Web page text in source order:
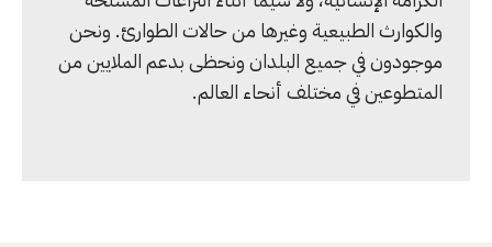
والكوارث الطبيعية وغيرها من حالات الطوارئ. ونحن
موجودون في جميع البلدان ونحظى بدعم الملايين من
المتطوعين في مختلف أنحاء العالم.